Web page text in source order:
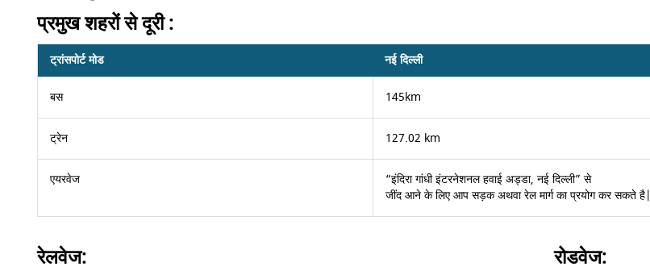
प्रमुख शहरों से दूरी :
ट्रांसपोर्ट मोड नई दिल्ली
बस 145km
ट्रेन 127.02 km
एयरवेज
“इंदिरा गांधी इंटरनेशनल हवाई अड्डा, नई दिल्ली” से
जींद आने के लिए आप सड़क अथवा रेल मार्ग का प्रयोग कर सकते है|
रेलवेज: रोडवेज: